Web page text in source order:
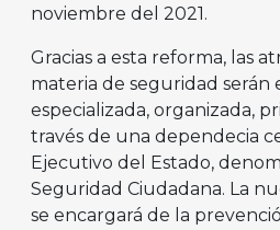
noviembre del 2021.
Gracias a esta reforma, las
materia de seguridad serán
especializada, organizada,
través de una dependecia
Ejecutivo del Estado,
Seguridad Ciudadana. La
se encargará de la